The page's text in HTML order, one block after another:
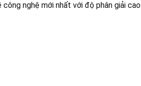
nghệ mới nhất với độ phân giải cao